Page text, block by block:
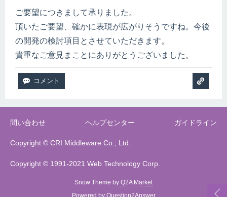
ご要望につきまして承りました。
頂いたご要望、確かに表現が広がりそうですね。今後
の開発の検討項目とさせていただきます。
貴重なご意見まことにありがとうございました。
問い合わせ ヘルプセンター ガイドライン
Copyright © CRI Middleware Co., Ltd.
Copyright © 1991-2021 Web Technology Corp.
Snow Theme by Q2A Market
Powered by Question2Answer